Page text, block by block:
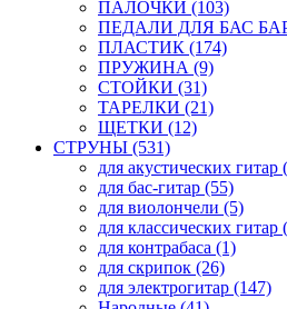
ПАЛОЧКИ (103)
ПЕДАЛИ ДЛЯ БАС
ПЛАСТИК (174)
ПРУЖИНА (9)
СТОЙКИ (31)
ТАРЕЛКИ (21)
ЩЕТКИ (12)
СТРУНЫ (531)
для акустических гитар
для бас-гитар (55)
для виолончели (5)
для классических гитар
для контрабаса (1)
для скрипок (26)
для электрогитар (147)